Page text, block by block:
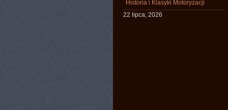
Historia i Klasyki Motoryzacji
22 lipca, 2026